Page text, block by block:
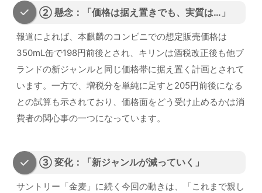
② 懸念：「価格は据え置きでも、実質は…」
報道によれば、本麒麟のコンビニでの想定販売価格は
350mL缶で198円前後とされ、キリンは酒税改正後も他ブ
ランドの新ジャンルと同じ価格帯に据え置く計画とされて
います。一方で、増税分を単純に足すと205円前後になる
との試算も示されており、価格面をどう受け止めるかは消
費者の関心事の一つになっています。
③ 変化：「新ジャンルが減っていく」
サントリー「金麦」に続く今回の動きは、「これまで親し